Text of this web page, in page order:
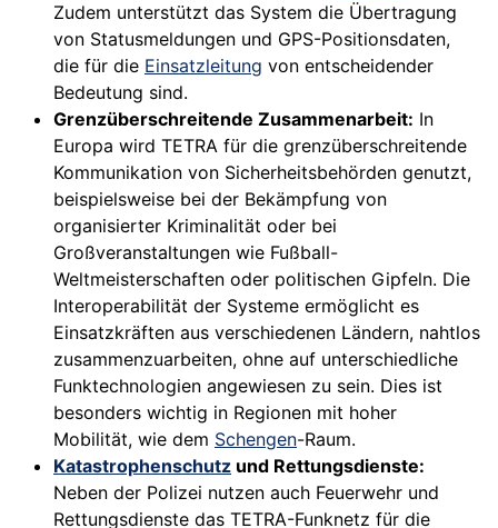
Zudem unterstützt das System die Übertragung
von Statusmeldungen und GPS-Positionsdaten,
die für die Einsatzleitung von entscheidender
Bedeutung sind.
Grenzüberschreitende Zusammenarbeit: In
Europa wird TETRA für die grenzüberschreitende
Kommunikation von Sicherheitsbehörden genutzt,
beispielsweise bei der Bekämpfung von
organisierter Kriminalität oder bei
Großveranstaltungen wie Fußball-
Weltmeisterschaften oder politischen Gipfeln. Die
Interoperabilität der Systeme ermöglicht es
Einsatzkräften aus verschiedenen Ländern, nahtlos
zusammenzuarbeiten, ohne auf unterschiedliche
Funktechnologien angewiesen zu sein. Dies ist
besonders wichtig in Regionen mit hoher
Mobilität, wie dem Schengen-Raum.
Katastrophenschutz und Rettungsdienste:
Neben der Polizei nutzen auch Feuerwehr und
Rettungsdienste das TETRA-Funknetz für die